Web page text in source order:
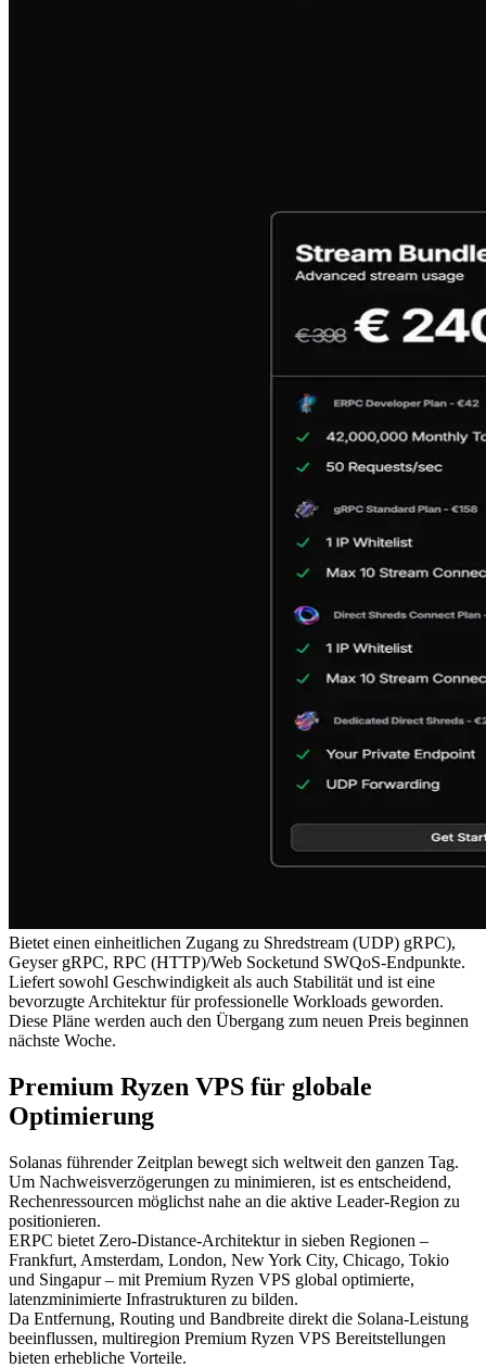
Bietet einen einheitlichen Zugang zu Shredstream (UDP) gRPC),
Geyser gRPC, RPC (HTTP)/Web Socketund SWQoS-Endpunkte.
Liefert sowohl Geschwindigkeit als auch Stabilität und ist eine
bevorzugte Architektur für professionelle Workloads geworden.
Diese Pläne werden auch den Übergang zum neuen Preis beginnen
nächste Woche.
Premium Ryzen VPS für globale
Optimierung
Solanas führender Zeitplan bewegt sich weltweit den ganzen Tag.
Um Nachweisverzögerungen zu minimieren, ist es entscheidend,
Rechenressourcen möglichst nahe an die aktive Leader-Region zu
positionieren.
ERPC bietet Zero-Distance-Architektur in sieben Regionen –
Frankfurt, Amsterdam, London, New York City, Chicago, Tokio
und Singapur – mit Premium Ryzen VPS global optimierte,
latenzminimierte Infrastrukturen zu bilden.
Da Entfernung, Routing und Bandbreite direkt die Solana-Leistung
beeinflussen, multiregion Premium Ryzen VPS Bereitstellungen
bieten erhebliche Vorteile.